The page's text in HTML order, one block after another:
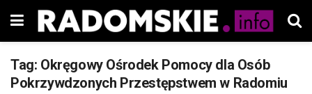
Tag: Okręgowy Ośrodek Pomocy dla Osób
Pokrzywdzonych Przestępstwem w Radomiu